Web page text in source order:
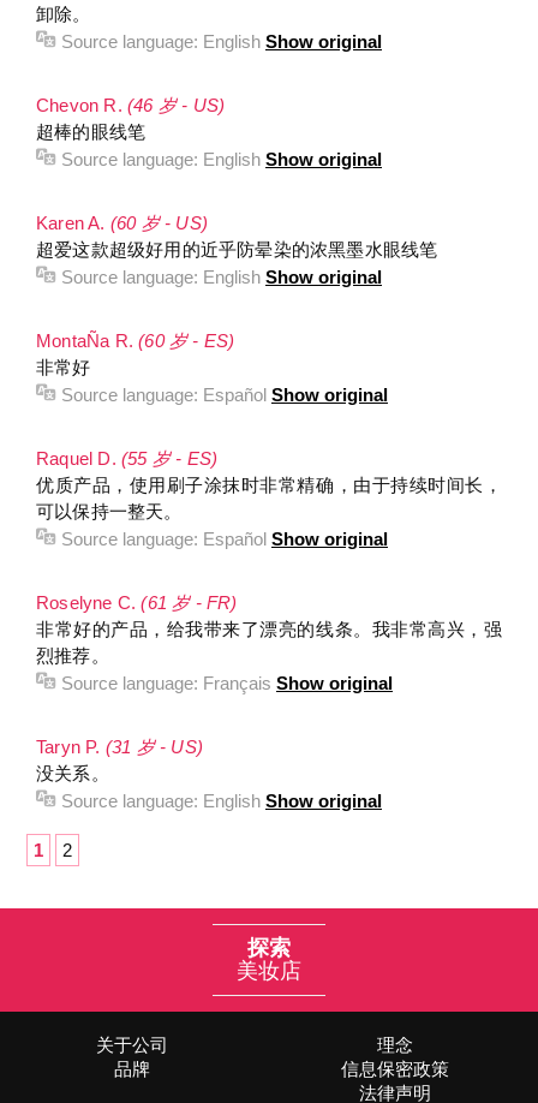
卸除。
Source language: English Show original
Chevon R. (46 岁 - US)
超棒的眼线笔
Source language: English Show original
Karen A. (60 岁 - US)
超爱这款超级好用的近乎防晕染的浓黑墨水眼线笔
Source language: English Show original
MontaÑa R.(60 岁 - ES)
非常好
Source language: Español Show original
Raquel D. (55 岁 - ES)
优质产品，使用刷子涂抹时非常精确，由于持续时间长，
可以保持一整天。
Source language: Español Show original
Roselyne C.(61 岁 - FR)
非常好的产品，给我带来了漂亮的线条。我非常高兴，强
烈推荐。
Source language: Français Show original
Taryn P. (31 岁 - US)
没关系。
Source language: English Show original
1 2
探索
美妆店
关于公司
品牌
理念
信息保密政策
法律声明